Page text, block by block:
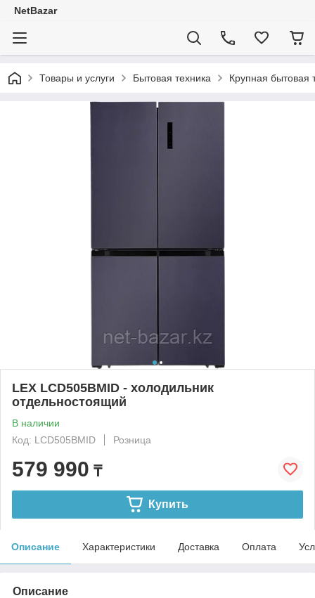
NetBazar
Товары и услуги Бытовая техника Крупная бытовая
LEX LCD505BMID - холодильник
отдельностоящий
В наличии
Код: LCD505BMID
Розница
579 990 ₸
Купить
Описание Характеристики Доставка Оплата
Описание